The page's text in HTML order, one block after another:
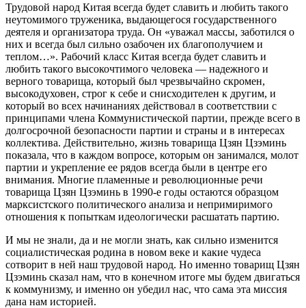
Трудовой народ Китая всегда будет славить и любить такого
неутомимого труженика, выдающегося государственного
деятеля и организатора труда. Он «уважал массы, заботился о
них и всегда был сильно озабочен их благополучием и
теплом…». Рабочий класс Китая всегда будет славить и
любить такого высокочтимого человека — надежного и
верного товарища, который был чрезвычайно скромен,
высокодуховен, строг к себе и снисходителен к другим, и
который во всех начинаниях действовал в соответствии с
принципами члена Коммунистической партии, прежде всего в
долгосрочной безопасности партии и страны и в интересах
коллектива. Действительно, жизнь товарища Цзян Цзэминь
показала, что в каждом вопросе, которым он занимался, молот
партии и укрепление ее рядов всегда были в центре его
внимания. Многие пламенные и революционные речи
товарища Цзян Цзэминь в 1990-е годы остаются образцом
марксистского политического анализа и непримиримого
отношения к попыткам идеологически расшатать партию.
И мы не знали, да и не могли знать, как сильно изменится
социалистическая родина в новом веке и какие чудеса
сотворит в ней наш трудовой народ. Но именно товарищ Цзян
Цзэминь сказал нам, что в конечном итоге мы будем двигаться
к коммунизму, и именно он убедил нас, что сама эта миссия
дана нам историей.